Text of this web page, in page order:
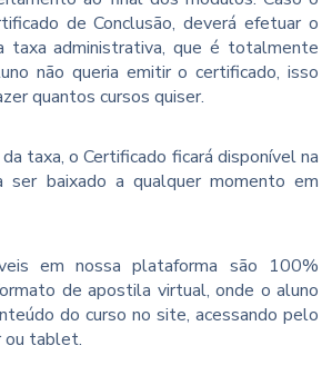
de Conclusão, deverá efetuar o
taxa administrativa, que é totalmente
não queria emitir o certificado, isso
quantos cursos quiser.
taxa, o Certificado ficará disponível na
ser baixado a qualquer momento em
em nossa plataforma são 100%
de apostila virtual, onde o aluno
do curso no site, acessando pelo
ou tablet.